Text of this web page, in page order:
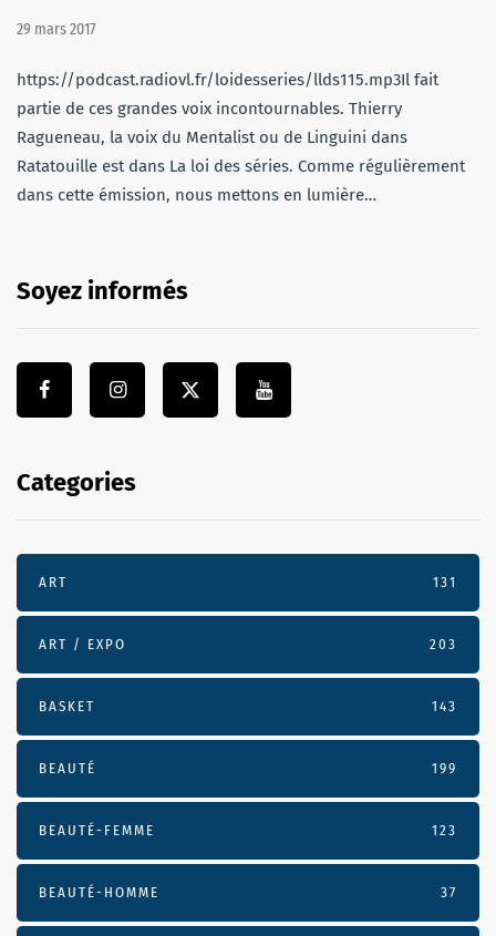
29 mars 2017
https://podcast.radiovl.fr/loidesseries/llds115.mp3Il fait
partie de ces grandes voix incontournables. Thierry
Ragueneau, la voix du Mentalist ou de Linguini dans
Ratatouille est dans La loi des séries. Comme régulièrement
dans cette émission, nous mettons en lumière…
Soyez informés
Categories
ART 131
ART / EXPO 203
BASKET 143
BEAUTÉ 199
BEAUTÉ-FEMME 123
BEAUTÉ-HOMME 37